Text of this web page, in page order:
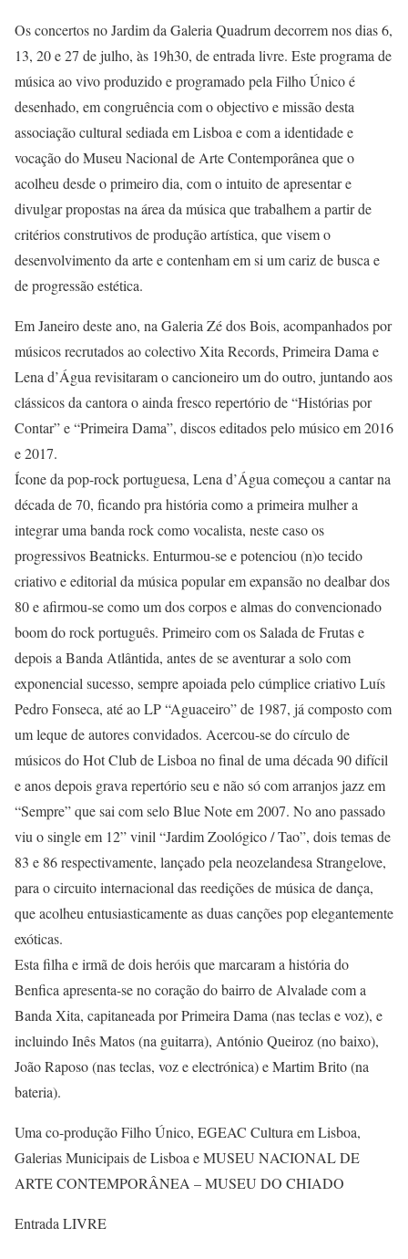
Os concertos no Jardim da Galeria Quadrum decorrem nos dias 6,
13, 20 e 27 de julho, às 19h30, de entrada livre. Este programa de
música ao vivo produzido e programado pela Filho Único é
desenhado, em congruência com o objectivo e missão desta
associação cultural sediada em Lisboa e com a identidade e
vocação do Museu Nacional de Arte Contemporânea que o
acolheu desde o primeiro dia, com o intuito de apresentar e
divulgar propostas na área da música que trabalhem a partir de
critérios construtivos de produção artística, que visem o
desenvolvimento da arte e contenham em si um cariz de busca e
de progressão estética.
Em Janeiro deste ano, na Galeria Zé dos Bois, acompanhados por
músicos recrutados ao colectivo Xita Records, Primeira Dama e
Lena d’Água revisitaram o cancioneiro um do outro, juntando aos
clássicos da cantora o ainda fresco repertório de “Histórias por
Contar” e “Primeira Dama”, discos editados pelo músico em 2016
e 2017.
Ícone da pop-rock portuguesa, Lena d’Água começou a cantar na
década de 70, ficando pra história como a primeira mulher a
integrar uma banda rock como vocalista, neste caso os
progressivos Beatnicks. Enturmou-se e potenciou (n)o tecido
criativo e editorial da música popular em expansão no dealbar dos
80 e afirmou-se como um dos corpos e almas do convencionado
boom do rock português. Primeiro com os Salada de Frutas e
depois a Banda Atlântida, antes de se aventurar a solo com
exponencial sucesso, sempre apoiada pelo cúmplice criativo Luís
Pedro Fonseca, até ao LP “Aguaceiro” de 1987, já composto com
um leque de autores convidados. Acercou-se do círculo de
músicos do Hot Club de Lisboa no final de uma década 90 difícil
e anos depois grava repertório seu e não só com arranjos jazz em
“Sempre” que sai com selo Blue Note em 2007. No ano passado
viu o single em 12” vinil “Jardim Zoológico / Tao”, dois temas de
83 e 86 respectivamente, lançado pela neozelandesa Strangelove,
para o circuito internacional das reedições de música de dança,
que acolheu entusiasticamente as duas canções pop elegantemente
exóticas.
Esta filha e irmã de dois heróis que marcaram a história do
Benfica apresenta-se no coração do bairro de Alvalade com a
Banda Xita, capitaneada por Primeira Dama (nas teclas e voz), e
incluindo Inês Matos (na guitarra), António Queiroz (no baixo),
João Raposo (nas teclas, voz e electrónica) e Martim Brito (na
bateria).
Uma co-produção Filho Único, EGEAC Cultura em Lisboa,
Galerias Municipais de Lisboa e MUSEU NACIONAL DE
ARTE CONTEMPORÂNEA – MUSEU DO CHIADO
Entrada LIVRE